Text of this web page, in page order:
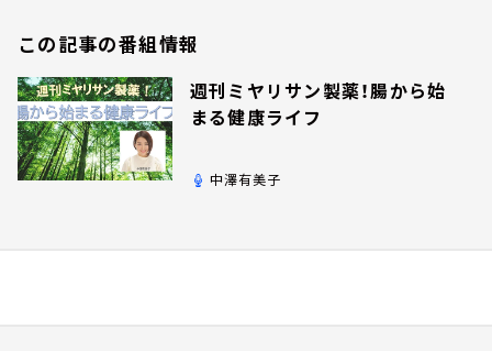
この記事の番組情報
週刊ミヤリサン製薬！腸から始
まる健康ライフ
中澤有美子